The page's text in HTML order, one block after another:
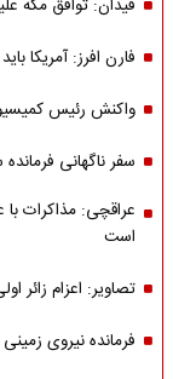
فیدان: توافق مکه
فارن افرز: آمریکا
واکنش رئیس
سفر ناگهانی فرمانده
عراقچی: مذاکرات
است
تصاویر: اعزام زائر
فرمانده نیروی